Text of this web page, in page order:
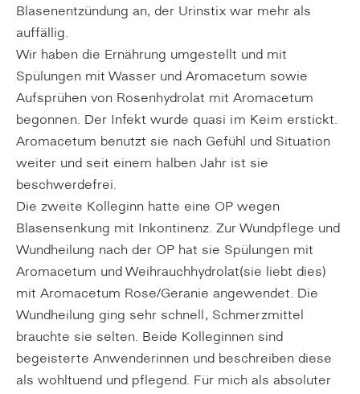
Blasenentzündung an, der Urinstix war mehr als
auffällig.
Wir haben die Ernährung umgestellt und mit
Spülungen mit Wasser und Aromacetum sowie
Aufsprühen von Rosenhydrolat mit Aromacetum
begonnen. Der Infekt wurde quasi im Keim erstickt.
Aromacetum benutzt sie nach Gefühl und Situation
weiter und seit einem halben Jahr ist sie
beschwerdefrei.
Die zweite Kolleginn hatte eine OP wegen
Blasensenkung mit Inkontinenz. Zur Wundpflege und
Wundheilung nach der OP hat sie Spülungen mit
Aromacetum und Weihrauchhydrolat(sie liebt dies)
mit Aromacetum Rose/Geranie angewendet. Die
Wundheilung ging sehr schnell, Schmerzmittel
brauchte sie selten. Beide Kolleginnen sind
begeisterte Anwenderinnen und beschreiben diese
als wohltuend und pflegend. Für mich als absoluter